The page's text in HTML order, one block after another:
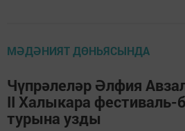
МӘДӘНИЯТ ДӨНЬЯСЫНДА
Чүпрәлеләр Әлфия
II Халыкара фестиваль-
турына узды